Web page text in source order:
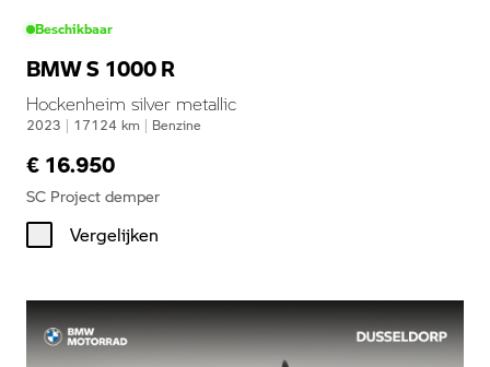
Beschikbaar
BMW S 1000 R
Hockenheim silver metallic
2023 | 17124 km | Benzine
€ 16.950
SC Project demper
Vergelijken